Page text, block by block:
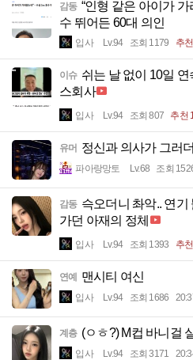
감동 “인형 같은 아이가
수 뛰어든 60대 의인
입사 Lv.94 조회 1179 추
이슈 쉬는 날 없이 10일
스회사
입사 Lv.94 조회 807 추천
유머 정신과 의사가 그러
파아랑망토 Lv.68 조회
감동 슥오더니 촤악.. 연기
가던 아재의 정체
입사 Lv.94 조회 1393 추
연예 맨시티 여신
입사 Lv.94 조회 1686
계층 (ㅇㅎ?) M컵 바니걸
입사 Lv.94 조회 3171